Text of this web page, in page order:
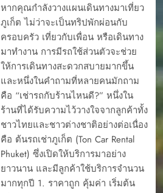
หากคุณกำลังวางแผนเดินทางมาเที่ยว
ภูเก็ต ไม่ว่าจะเป็นทริปพักผ่อนกับ
ครอบครัว เที่ยวกับเพื่อน หรือเดินทาง
มาทำงาน การมีรถใช้ส่วนตัวจะช่วย
ให้การเดินทางสะดวกสบายมากขึ้น
และหนึ่งในคำถามที่หลายคนมักถาม
คือ “เช่ารถกับร้านไหนดี?” หนึ่งใน
ร้านที่ได้รับความไว้วางใจจากลูกค้าทั้ง
ชาวไทยและชาวต่างชาติอย่างต่อเนื่อง
คือ ต้นรถเช่าภูเก็ต (Ton Car Rental
Phuket) ซึ่งเปิดให้บริการมาอย่าง
ยาวนาน และมีลูกค้าใช้บริการจำนวน
มากทุกปี 1. ราคาถูก คุ้มค่า เริ่มต้น